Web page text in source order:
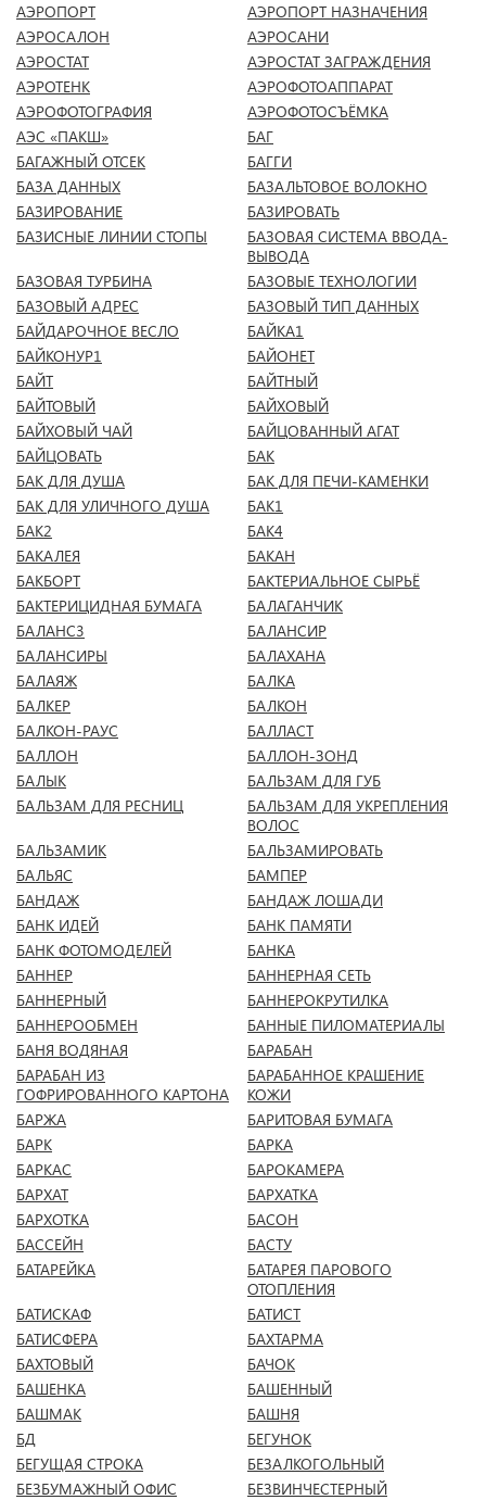
АЭРОПОРТ
АЭРОПОРТ НАЗНАЧЕНИЯ
АЭРОСАЛОН
АЭРОСАНИ
АЭРОСТАТ
АЭРОСТАТ ЗАГРАЖДЕНИЯ
АЭРОТЕНК
АЭРОФОТОАППАРАТ
АЭРОФОТОГРАФИЯ
АЭРОФОТОСЪЁМКА
АЭС «ПАКШ»
БАГ
БАГАЖНЫЙ ОТСЕК
БАГГИ
БАЗА ДАННЫХ
БАЗАЛЬТОВОЕ ВОЛОКНО
БАЗИРОВАНИЕ
БАЗИРОВАТЬ
БАЗИСНЫЕ ЛИНИИ СТОПЫ
БАЗОВАЯ СИСТЕМА ВВОДА-
ВЫВОДА
БАЗОВАЯ ТУРБИНА
БАЗОВЫЕ ТЕХНОЛОГИИ
БАЗОВЫЙ АДРЕС
БАЗОВЫЙ ТИП ДАННЫХ
БАЙДАРОЧНОЕ ВЕСЛО
БАЙКА1
БАЙКОНУР1
БАЙОНЕТ
БАЙТ
БАЙТНЫЙ
БАЙТОВЫЙ
БАЙХОВЫЙ
БАЙХОВЫЙ ЧАЙ
БАЙЦОВАННЫЙ АГАТ
БАЙЦОВАТЬ
БАК
БАК ДЛЯ ДУША
БАК ДЛЯ ПЕЧИ-КАМЕНКИ
БАК ДЛЯ УЛИЧНОГО ДУША
БАК1
БАК2
БАК4
БАКАЛЕЯ
БАКАН
БАКБОРТ
БАКТЕРИАЛЬНОЕ СЫРЬЁ
БАКТЕРИЦИДНАЯ БУМАГА
БАЛАГАНЧИК
БАЛАНС3
БАЛАНСИР
БАЛАНСИРЫ
БАЛАХАНА
БАЛАЯЖ
БАЛКА
БАЛКЕР
БАЛКОН
БАЛКОН-РАУС
БАЛЛАСТ
БАЛЛОН
БАЛЛОН-ЗОНД
БАЛЫК
БАЛЬЗАМ ДЛЯ ГУБ
БАЛЬЗАМ ДЛЯ РЕСНИЦ
БАЛЬЗАМ ДЛЯ УКРЕПЛЕНИЯ
ВОЛОС
БАЛЬЗАМИК
БАЛЬЗАМИРОВАТЬ
БАЛЬЯС
БАМПЕР
БАНДАЖ
БАНДАЖ ЛОШАДИ
БАНК ИДЕЙ
БАНК ПАМЯТИ
БАНК ФОТОМОДЕЛЕЙ
БАНКА
БАННЕР
БАННЕРНАЯ СЕТЬ
БАННЕРНЫЙ
БАННЕРОКРУТИЛКА
БАННЕРООБМЕН
БАННЫЕ ПИЛОМАТЕРИАЛЫ
БАНЯ ВОДЯНАЯ
БАРАБАН
БАРАБАН ИЗ
ГОФРИРОВАННОГО КАРТОНА
БАРАБАННОЕ КРАШЕНИЕ
КОЖИ
БАРЖА
БАРИТОВАЯ БУМАГА
БАРК
БАРКА
БАРКАС
БАРОКАМЕРА
БАРХАТ
БАРХАТКА
БАРХОТКА
БАСОН
БАССЕЙН
БАСТУ
БАТАРЕЙКА
БАТАРЕЯ ПАРОВОГО
ОТОПЛЕНИЯ
БАТИСКАФ
БАТИСТ
БАТИСФЕРА
БАХТАРМА
БАХТОВЫЙ
БАЧОК
БАШЕНКА
БАШЕННЫЙ
БАШМАК
БАШНЯ
БД
БЕГУНОК
БЕГУЩАЯ СТРОКА
БЕЗАЛКОГОЛЬНЫЙ
БЕЗБУМАЖНЫЙ ОФИС
БЕЗВИНЧЕСТЕРНЫЙ